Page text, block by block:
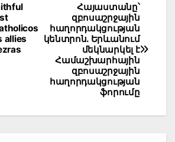
Հայաստանը՝
զբոսաշրջային
հաղորդակցության
կենտրոն. Երևանում
մեկնարկել է
Համաշխարհային
զբոսաշրջային
հաղորդակցության
ֆորումը
allies